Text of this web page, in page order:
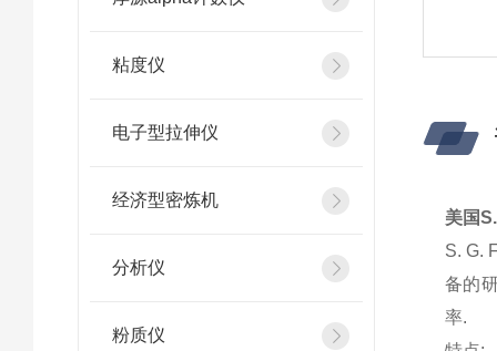
粘度仪
电子型拉伸仪
经济型密炼机
分析仪
粉质仪
美国
S. G.
备的
率.